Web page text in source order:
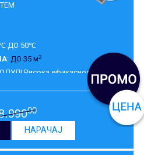
ДО 50℃
: ДО 35 м2
Висока ефикасност,
заштита на вентил надворешна
12 Fan Speed, self cleaning,
гасот за разладување, безшумна
на кондензат, дигитален екран,
отопување, memory
00
НАРАЧАЈ